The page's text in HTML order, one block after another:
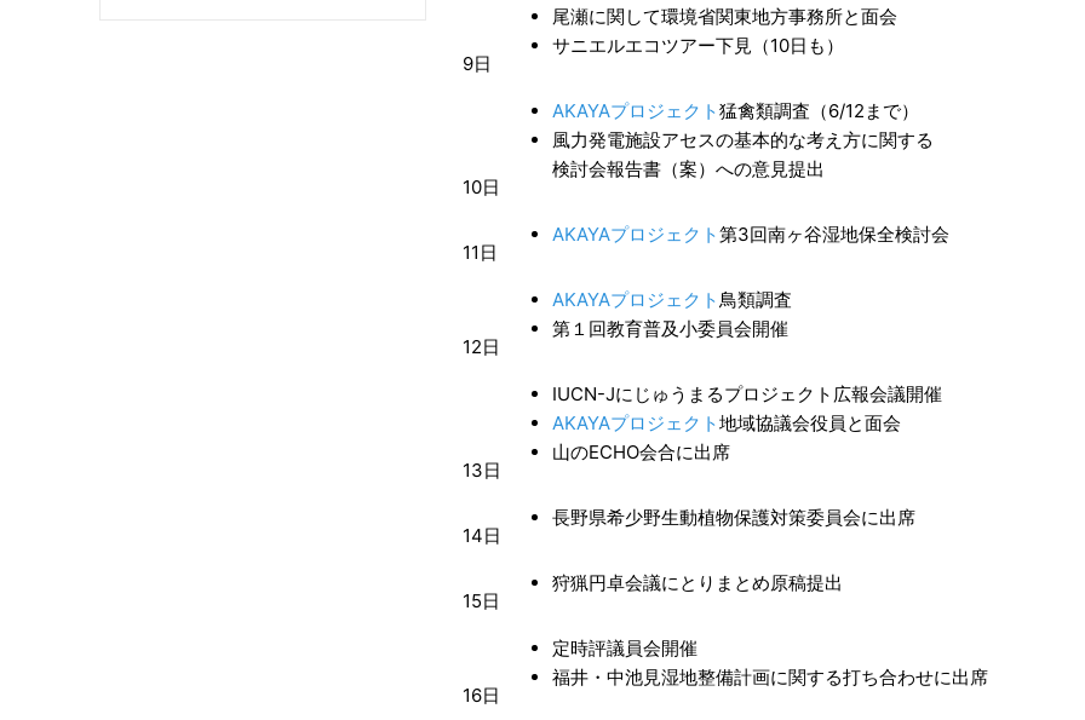
9日
尾瀬に関して環境省関東地方事務所と面会
サニエルエコツアー下見（10日も）
10日
AKAYAプロジェクト猛禽類調査（6/12まで）
風力発電施設アセスの基本的な考え方に関する
検討会報告書（案）への意見提出
11日
AKAYAプロジェクト第3回南ヶ谷湿地保全検討会
12日
AKAYAプロジェクト 鳥類調査
第１回教育普及小委員会開催
13日
IUCN-Jにじゅうまるプロジェクト広報会議開催
AKAYAプロジェクト地域協議会役員と面会
山のECHO会合に出席
14日
長野県希少野生動植物保護対策委員会に出席
15日
狩猟円卓会議にとりまとめ原稿提出
16日
定時評議員会開催
福井・中池見湿地整備計画に関する打ち合わせに出席